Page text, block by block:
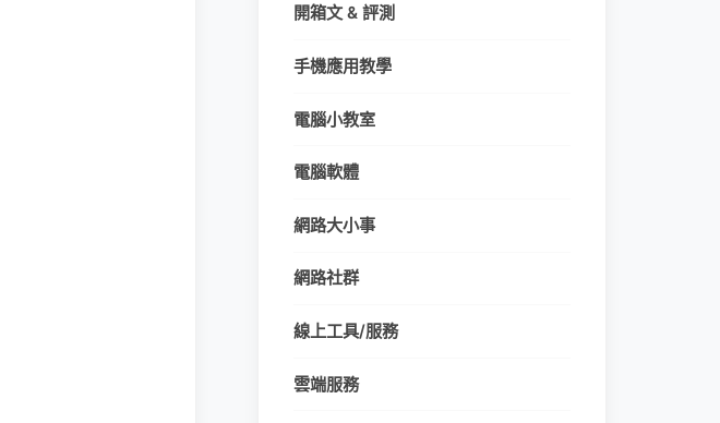
開箱文 & 評測
手機應用教學
電腦小教室
電腦軟體
網路大小事
網路社群
線上工具/服務
雲端服務